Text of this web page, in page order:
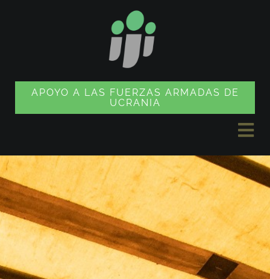
APOYO A LAS FUERZAS ARMADAS DE
UCRANIA
NOTICIAS
PROYECTOS
TIENDA DE SOUVENIRS